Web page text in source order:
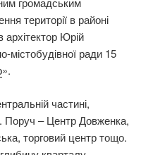
території в районі
архітектор Юрій
містобудівної ради 15
».
частині,
Поруч – Центр Довженка,
торговий центр тощо.